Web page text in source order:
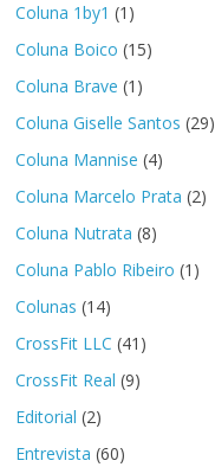
Coluna 1by1 (1)
Coluna Boico (15)
Coluna Brave (1)
Coluna Giselle Santos (29)
Coluna Mannise (4)
Coluna Marcelo Prata (2)
Coluna Nutrata (8)
Coluna Pablo Ribeiro (1)
Colunas (14)
CrossFit LLC (41)
CrossFit Real (9)
Editorial (2)
Entrevista (60)